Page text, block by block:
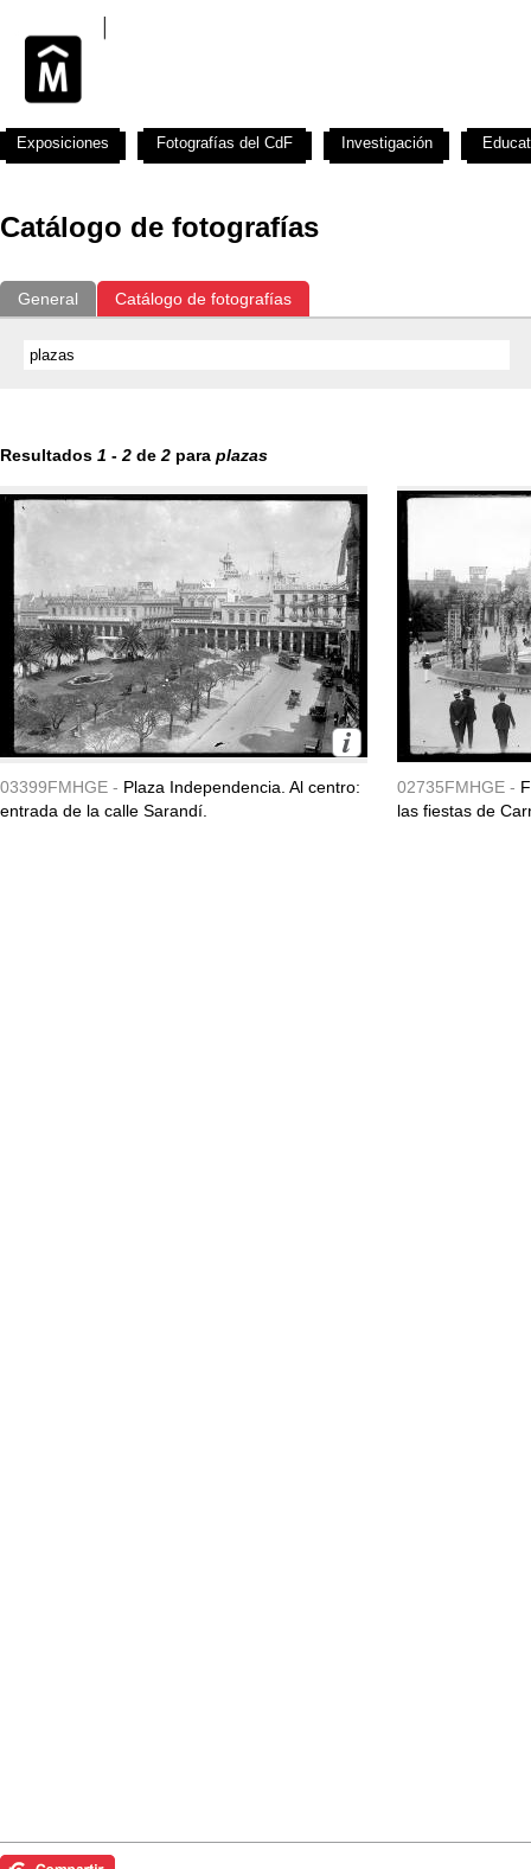
Catálogo de fotografías
General Catálogo de fotografías
Resultados 1 - 2 de 2 para plazas
03399FMHGE - Plaza Independencia. Al centro:
entrada de la calle Sarandí.
02735FMHGE -
las fiestas de
Exposiciones Fotografías del CdF Investigación